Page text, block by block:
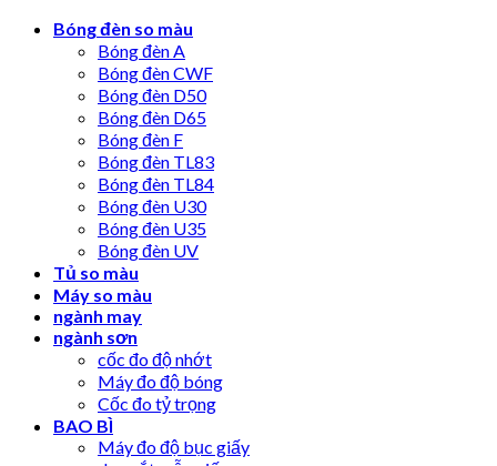
Skip
Bóng đèn so màu
Bóng đèn A
Bóng đèn CWF
Bóng đèn D50
Bóng đèn D65
Bóng đèn F
Bóng đèn TL83
Bóng đèn TL84
Bóng đèn U30
Bóng đèn U35
Bóng đèn UV
Tủ so màu
Máy so màu
ngành may
ngành sơn
cốc đo độ nhớt
Máy đo độ bóng
Cốc đo tỷ trọng
BAO BÌ
Máy đo độ bục giấy